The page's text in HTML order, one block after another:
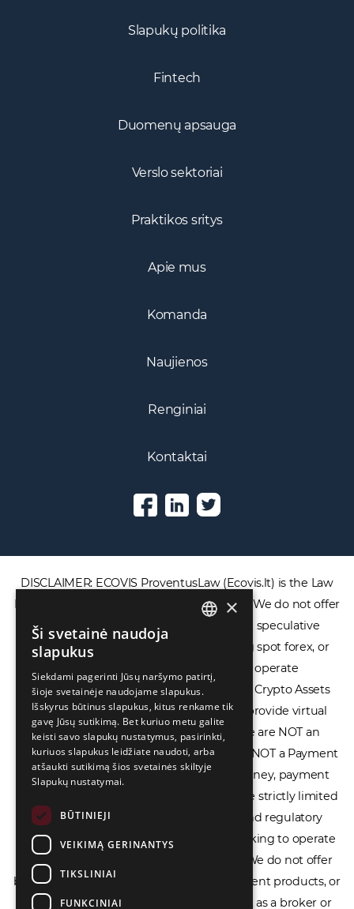
Slapukų politika
Fintech
Duomenų apsauga
Verslo sektoriai
Praktikos sritys
Apie mus
Komanda
Naujienos
Renginiai
Kontaktai
DISCLAIMER: ECOVIS ProventusLaw (Ecovis.lt) is the Law
Firm and NOT a financial services provider. We do not offer
or provide access to securities, complex speculative
financial products including CFDs, rolling spot forex, or
financial spread betting. We do not operate
cryptocurrency exchanges, we are NOT a Crypto Assets
Service Provider (CASP), and we do not provide virtual
assets software or hardware wallets. We are NOT an
Electronic Money Institution (EMI), we are NOT a Payment
Institution (PI), and we do not issue e-money, payment
services, or IBAN accounts. Our services are strictly limited
to legal advisory, licensing assistance, and regulatory
compliance consulting for businesses seeking to operate
within the EU/EEA financial framework. We do not offer
banking services, loans, insurance, investment products, or
crowdfunding services and we do not act as a broker or
РУССКИЙ
中文（简体
×
Ši svetainė naudoja
slapukus
Siekdami pagerinti Jūsų naršymo patirtį,
šioje svetainėje naudojame slapukus.
Išskyrus būtinus slapukus, kitus renkame tik
gavę Jūsų sutikimą. Bet kuriuo metu galite
keisti savo slapukų nustatymus, pasirinkti,
kuriuos slapukus leidžiate naudoti, arba
atšaukti sutikimą šios svetainės skiltyje
Slapukų nustatymai.
BŪTINIEJI
VEIKIMĄ GERINANTYS
TIKSLINIAI
FUNKCINIAI